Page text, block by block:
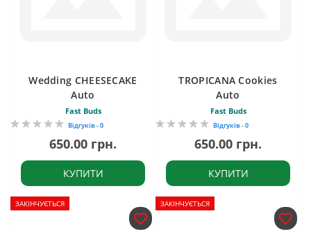
Wedding CHEESECAKE
Auto
Fast Buds
Відгуків - 0
650.00 грн.
КУПИТИ
TROPICANA Cookies
Auto
Fast Buds
Відгуків - 0
650.00 грн.
КУПИТИ
ЗАКІНЧУЄТЬСЯ ЗАКІНЧУЄТЬСЯ